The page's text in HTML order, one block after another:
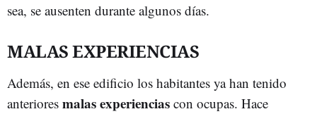
sea, se ausenten durante algunos días.
MALAS EXPERIENCIAS
Además, en ese edificio los habitantes ya han tenido
anteriores malas experiencias con ocupas. Hace